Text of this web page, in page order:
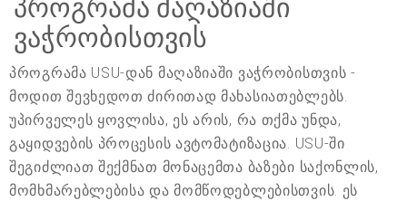
პროგრამა მაღაზიაში
ვაჭრობისთვის
პროგრამა USU-დან მაღაზიაში ვაჭრობისთვის -
მოდით შევხედოთ ძირითად მახასიათებლებს.
უპირველეს ყოვლისა, ეს არის, რა თქმა უნდა,
გაყიდვების პროცესის ავტომატიზაცია. USU-ში
შეგიძლიათ შექმნათ მონაცემთა ბაზები საქონლის,
მომხმარებლებისა და მომწოდებლებისთვის. ეს